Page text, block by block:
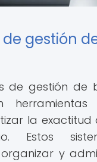
gestión
de gestión de
herramientas
la exactitud
Estos
y